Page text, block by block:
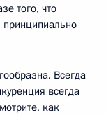
того, что
Всегда
всегда
как